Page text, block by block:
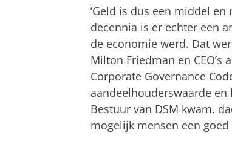
‘Geld is dus een middel en
decennia is er echter een
de economie werd. Dat
Milton Friedman en CEO’s
Corporate Governance
aandeelhouderswaarde en
Bestuur van DSM kwam,
mogelijk mensen een goed